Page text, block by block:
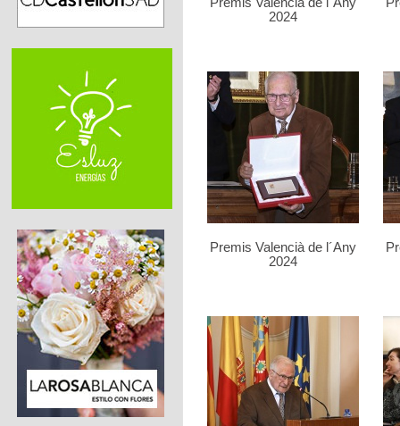
Premis Valencià de l´Any
2024
Premis Valencià de l´Any
2024